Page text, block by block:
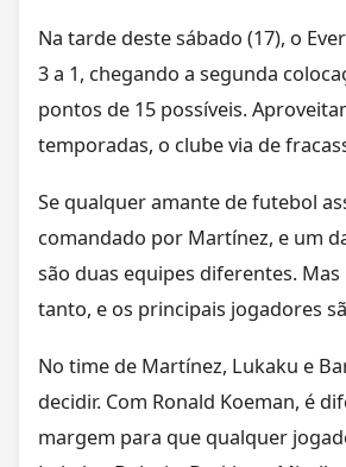
Na tarde deste sábado (17), o
3 a 1, chegando a segunda
pontos de 15 possíveis.
temporadas, o clube via de
Se qualquer amante de futebol
comandado por Martínez, e um
são duas equipes diferentes.
tanto, e os principais jogadores
No time de Martínez, Lukaku e
decidir. Com Ronald Koeman, é
margem para que qualquer